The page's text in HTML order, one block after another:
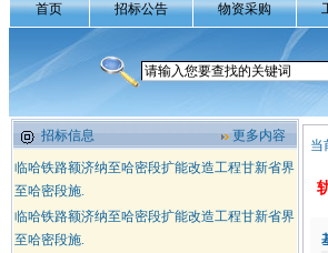
首页 招标公告 物资采购
招标信息 更多内容
临哈铁路额济纳至哈密段扩能改造工程甘新省界
至哈密段施.
临哈铁路额济纳至哈密段扩能改造工程甘新省界
至哈密段施.
当